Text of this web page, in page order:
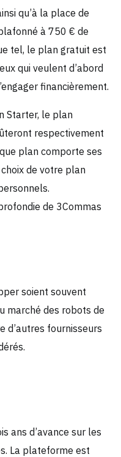
qu’à la place de
à 750 € de
tel, le plan gratuit est
qui veulent d’abord
financièrement.
Starter, le plan
respectivement
plan comporte ses
de votre plan
de 3Commas
soient souvent
marché des robots de
d’autres fournisseurs
ans d’avance sur les
La plateforme est